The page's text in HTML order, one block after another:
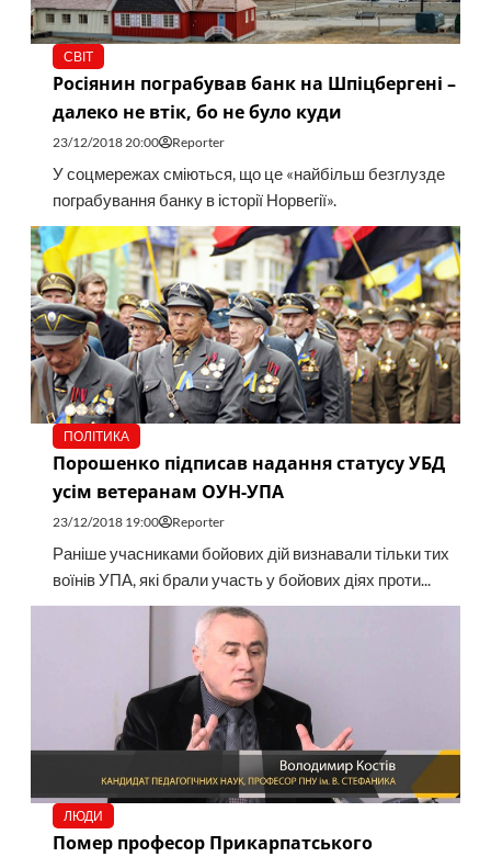
СВІТ
Росіянин пограбував банк на Шпіцбергені –
далеко не втік, бо не було куди
23/12/2018 20:00 Reporter
У соцмережах сміються, що це «найбільш безглузде
пограбування банку в історії Норвегії».
ПОЛІТИКА
Порошенко підписав надання статусу УБД
усім ветеранам ОУН-УПА
23/12/2018 19:00 Reporter
Раніше учасниками бойових дій визнавали тільки тих
воїнів УПА, які брали участь у бойових діях проти...
ЛЮДИ
Помер професор Прикарпатського